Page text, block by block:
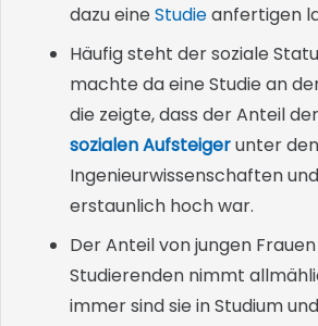
dazu eine Studieanfertigen
Häufig steht der soziale
machte da eine Studie an
die zeigte, dass der Anteil
sozialen Aufsteigerunter
Ingenieurwissenschaften
erstaunlich hoch war.
Der Anteil von jungen
Studierenden nimmt
immer sind sie in Studium